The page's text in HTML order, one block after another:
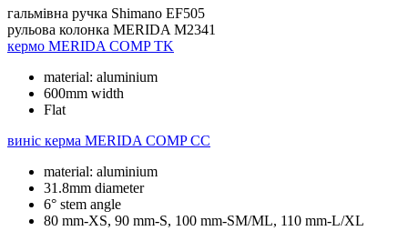
гальмівна ручка Shimano EF505
рульова колонка MERIDA M2341
кермо MERIDA COMP TK
material: aluminium
600mm width
Flat
виніс керма MERIDA COMP CC
material: aluminium
31.8mm diameter
6° stem angle
80 mm-XS, 90 mm-S, 100 mm-SM/ML, 110 mm-L/XL